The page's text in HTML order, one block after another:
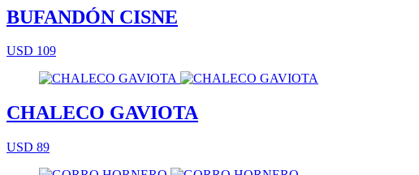
BUFANDÓN CISNE
USD 109
CHALECO GAVIOTA
USD 89